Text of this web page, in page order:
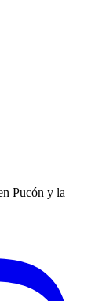
Pucón y la